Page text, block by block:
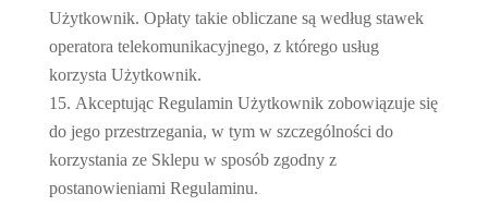
Użytkownik. Opłaty takie obliczane są według stawek
operatora telekomunikacyjnego, z którego usług
korzysta Użytkownik.
Akceptując Regulamin Użytkownik zobowiązuje się
do jego przestrzegania, w tym w szczególności do
korzystania ze Sklepu w sposób zgodny z
postanowieniami Regulaminu.